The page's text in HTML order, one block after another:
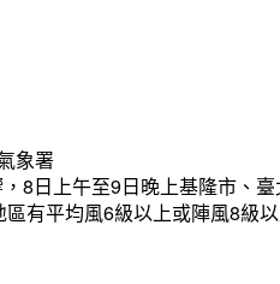
象署
8日上午至9日晚上基隆市、
有平均風6級以上或陣風8級